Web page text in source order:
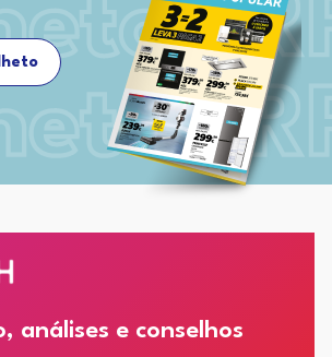
análises e conselhos